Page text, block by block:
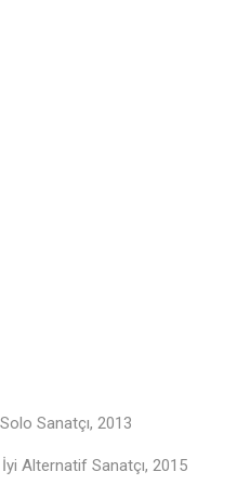
Sanatçı, 2013
Alternatif Sanatçı, 2015